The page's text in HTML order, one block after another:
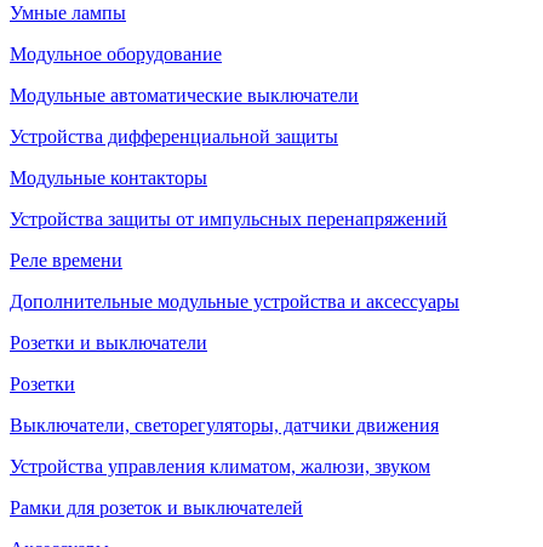
Умные лампы
Модульное оборудование
Модульные автоматические выключатели
Устройства дифференциальной защиты
Модульные контакторы
Устройства защиты от импульсных перенапряжений
Реле времени
Дополнительные модульные устройства и аксессуары
Розетки и выключатели
Розетки
Выключатели, светорегуляторы, датчики движения
Устройства управления климатом, жалюзи, звуком
Рамки для розеток и выключателей